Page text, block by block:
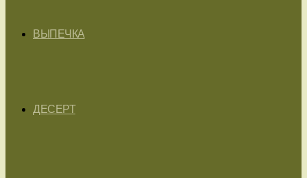
ВЫПЕЧКА
ДЕСЕРТ